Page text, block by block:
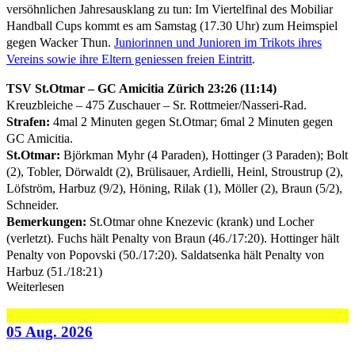
versöhnlichen Jahresausklang zu tun: Im Viertelfinal des Mobiliar
Handball Cups kommt es am Samstag (17.30 Uhr) zum Heimspiel
gegen Wacker Thun. Juniorinnen und Junioren im Trikots ihres
Vereins sowie ihre Eltern geniessen freien Eintritt.
TSV St.Otmar – GC Amicitia Zürich 23:26 (11:14)
Kreuzbleiche – 475 Zuschauer – Sr. Rottmeier/Nasseri-Rad.
Strafen: 4mal 2 Minuten gegen St.Otmar; 6mal 2 Minuten gegen
GC Amicitia.
St.Otmar: Björkman Myhr (4 Paraden), Hottinger (3 Paraden); Bolt
(2), Tobler, Dörwaldt (2), Brülisauer, Ardielli, Heinl, Stroustrup (2),
Löfström, Harbuz (9/2), Höning, Rilak (1), Möller (2), Braun (5/2),
Schneider.
Bemerkungen: St.Otmar ohne Knezevic (krank) und Locher
(verletzt). Fuchs hält Penalty von Braun (46./17:20). Hottinger hält
Penalty von Popovski (50./17:20). Saldatsenka hält Penalty von
Harbuz (51./18:21)
Weiterlesen
05 Aug. 2026